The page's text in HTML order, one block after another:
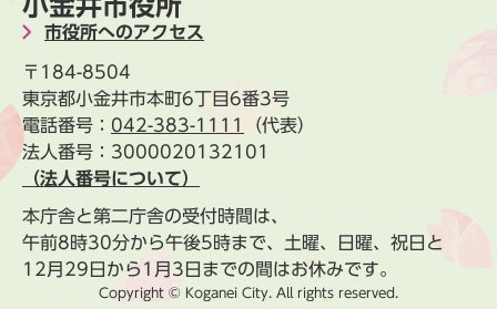
市役所へのアクセス
〒184-8504
東京都小金井市本町6丁目6番3号
電話番号： 042-383-1111
（代表）
法人番号：3000020132101
（法人番号について）
本庁舎と第二庁舎の受付時間は、
午前8時30分から午後5時まで、土曜、日曜、祝日と
12月29日から1月3日までの間はお休みです。
Copyright © Koganei City. All rights reserved.